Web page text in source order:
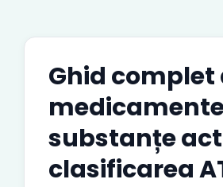
Ghid complet
substanțe
clasificarea